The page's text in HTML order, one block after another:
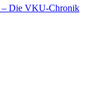
– Die VKU-Chronik